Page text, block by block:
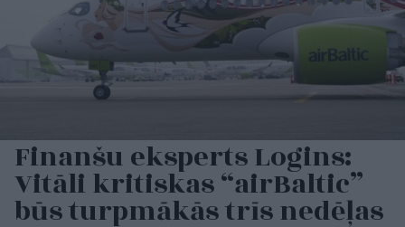
Finanšu eksperts Logins:
Vitāli kritiskas “airBaltic”
būs turpmākās trīs nedēļas